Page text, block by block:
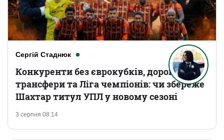
Сергій Стаднюк
3 серпня 08:14
Конкуренти без єврокубків, дорогі
трансфери та Ліга чемпіонів: чи збереже
Шахтар титул УПЛ у новому сезоні